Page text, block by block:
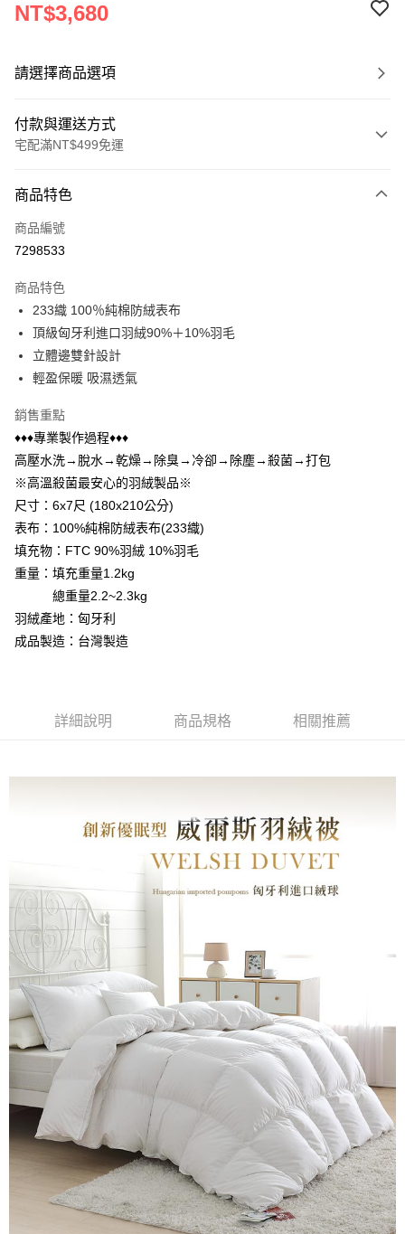
NT$3,680
請選擇商品選項
付款與運送方式
宅配滿NT$499免運
信用卡一次付款
LINE Pay
悠遊付
Google Pay
AFTEE先享後付
【關於「AFTEE先享後付」】
AFTEE先享後付是「在收到商品之後才付款」的支付方式。 讓您購物簡單
便利好安心！
１．簡單：不需註冊會員、不需綁卡、不需儲值。
２．便利：只要手機號碼，簡訊認證，即可結帳。
３．安心：先確認商品／服務後，再付款。
【「AFTEE先享後付」結帳流程】
１．於結帳方式選擇「AFTEE先享後付」後，將跳轉至「AFTEE先享後付」
結帳頁面，進行簡訊認證並確認金額後，即可完成結帳。
２．訂單成立數日內，您將收到繳費通知簡訊。
３．收到繳費通知簡訊後14天內，點擊此簡訊中的連結，可透過四大超商／
ATM／網路銀行／等多元方式進行付款，方視為交易完成。
※ 請注意：結帳手續完成當下不需立刻繳費，但若您需要取消訂單，請聯絡
購買商品的店家。未經商家同意取消之訂單仍視為有效，需透過AFTEE先享
https://aftee.tw/terms/#terms3
３．未成年的使用者請事先徵得法定代理人或監護人之同意方可使用
「AFTEE先享後付」，若未經同意申辦者引起之損失，本公司不負相關責
４．使用「AFTEE先享後付」時，將依據個別帳號之用戶狀況，依本公司即
時審查核予不同之上限額度；若仍有額度不足之情形，本公司將視審查結果
請求用戶進行身份認證。
５．嚴禁一人註冊多個帳號或使用他人資訊註冊。若發現惡意使用之情形，
恩沛科技股份有限公司將有權停止該用戶之使用額度並採取法律行動。
ATM付款
宅配
每筆NT$100，滿NT$499(含以上)免運費
離島宅配
每筆NT$100，滿NT$499(含以上)免運費
商品特色
商品編號
7298533
商品特色
233織 100％純棉防絨表布
頂級匈牙利進口羽絨90%＋10%羽毛
立體邊雙針設計
輕盈保暖 吸濕透氣
銷售重點
♦♦♦專業製作過程♦♦♦
高壓水洗→脫水→乾燥→除臭→冷卻→除塵→殺菌→打包
※高溫殺菌最安心的羽絨製品※
尺寸：6x7尺 (180x210公分)
表布：100%純棉防絨表布(233織)
填充物：FTC 90%羽絨 10%羽毛
重量：填充重量1.2kg
總重量2.2~2.3kg
羽絨產地：匈牙利
成品製造：台灣製造
詳細說明 商品規格 相關推薦